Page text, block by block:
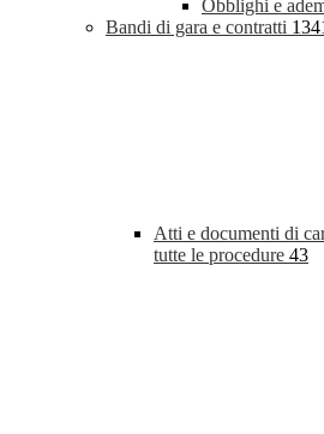
Obblighi e
Bandi di gara e contratti
Atti e documenti di
tutte le procedure 43